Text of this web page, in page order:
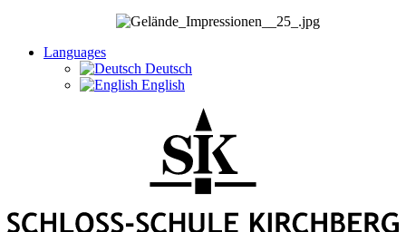
Languages
Deutsch
English